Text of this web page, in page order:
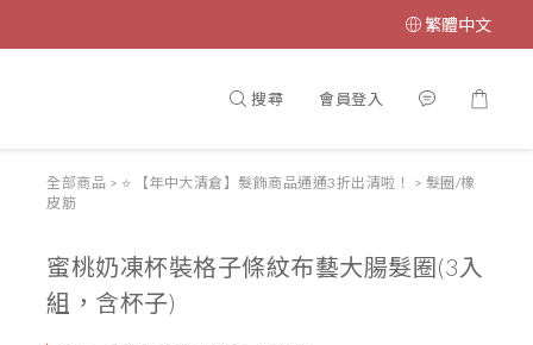
繁體中文
搜尋 會員登入
全部商品 > ⭐ 【年中大清倉】髮飾商品通通3折出清啦！ > 髮圈/橡
皮筋
蜜桃奶凍杯裝格子條紋布藝大腸髮圈(3入
組，含杯子)